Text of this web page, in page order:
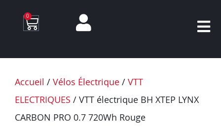
0
Accueil / Vélos Électrique / VTT
ELECTRIQUES / VTT électrique BH XTEP LYNX
CARBON PRO 0.7 720Wh Rouge